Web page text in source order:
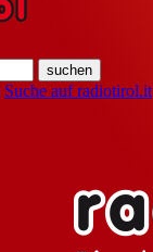
Suche auf radiotirol.it